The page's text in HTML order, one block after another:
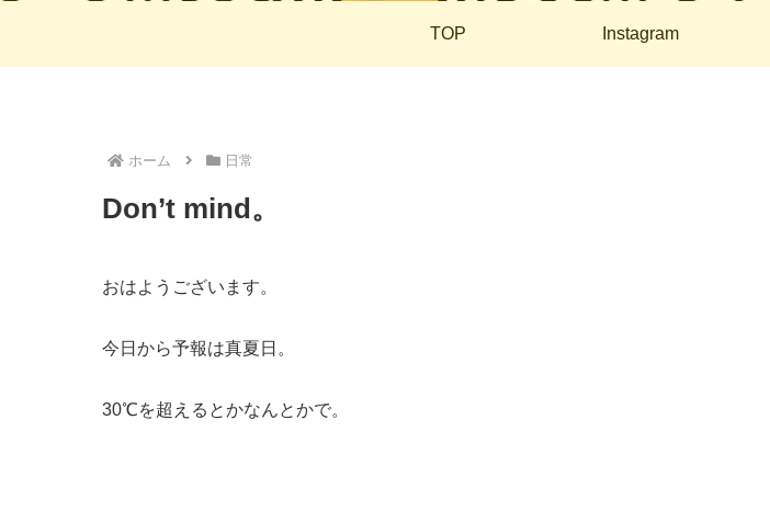
TOP Instagram
ホーム 日常
Don’t mind。
おはようございます。
今日から予報は真夏日。
30℃を超えるとかなんとかで。